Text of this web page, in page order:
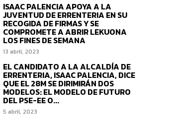
ISAAC PALENCIA APOYA A LA
JUVENTUD DE ERRENTERIA EN SU
RECOGIDA DE FIRMAS Y SE
COMPROMETE A ABRIR LEKUONA
LOS FINES DE SEMANA
13 abril, 2023
EL CANDIDATO A LA ALCALDÍA DE
ERRENTERIA, ISAAC PALENCIA, DICE
QUE EL 28M SE DIRIMIRÁN DOS
MODELOS: EL MODELO DE FUTURO
DEL PSE-EE O...
5 abril, 2023